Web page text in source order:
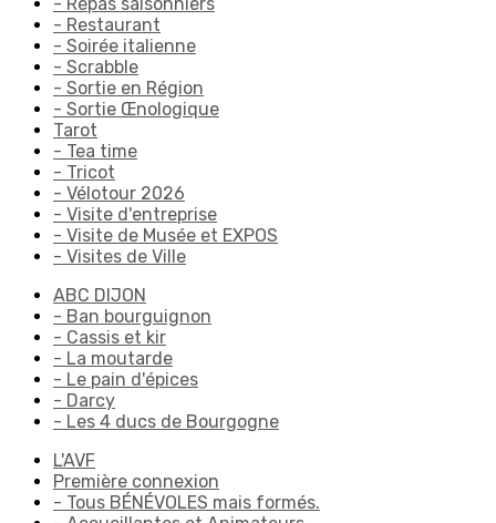
- Restaurant
- Soirée italienne
- Scrabble
- Sortie en Région
- Sortie Œnologique
Tarot
- Tea time
- Tricot
- Vélotour 2026
- Visite d'entreprise
- Visite de Musée et EXPOS
- Visites de Ville
ABC DIJON
- Ban bourguignon
- Cassis et kir
- La moutarde
- Le pain d'épices
- Darcy
- Les 4 ducs de Bourgogne
L'AVF
Première connexion
- Tous BÉNÉVOLES mais formés.